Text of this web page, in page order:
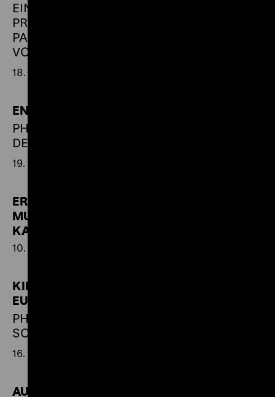
EIN EUROPÄISCHES
PROJEKT VON BEATE
PASSOW UND ANDREAS
VON WEIZSÄCKER
18. Mai bis 27. Juni 1995
ENDE UND ANFANG
PHOTOGRAPHEN IN
DEUTSCHLAND UM 1945
19. Mai 1995 bis 29. August 1995
ERÖFFNUNG DES
MUSEUMS BERLIN-
KARLSHORST
10. Mai 1995
KINDERBILDER AUS
EUROPA
PHOTOS VON ULRIKE
SCHAMONI
16. Februar 1995 bis 18. April 1995
AUFTRAG: KUNST